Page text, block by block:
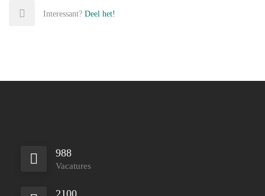
Interessant? Deel het!
988
Vacatures